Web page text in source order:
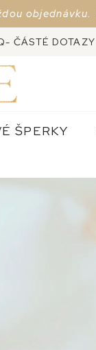
✨
ČÁSTÉ DOTAZY
ŠPERKY